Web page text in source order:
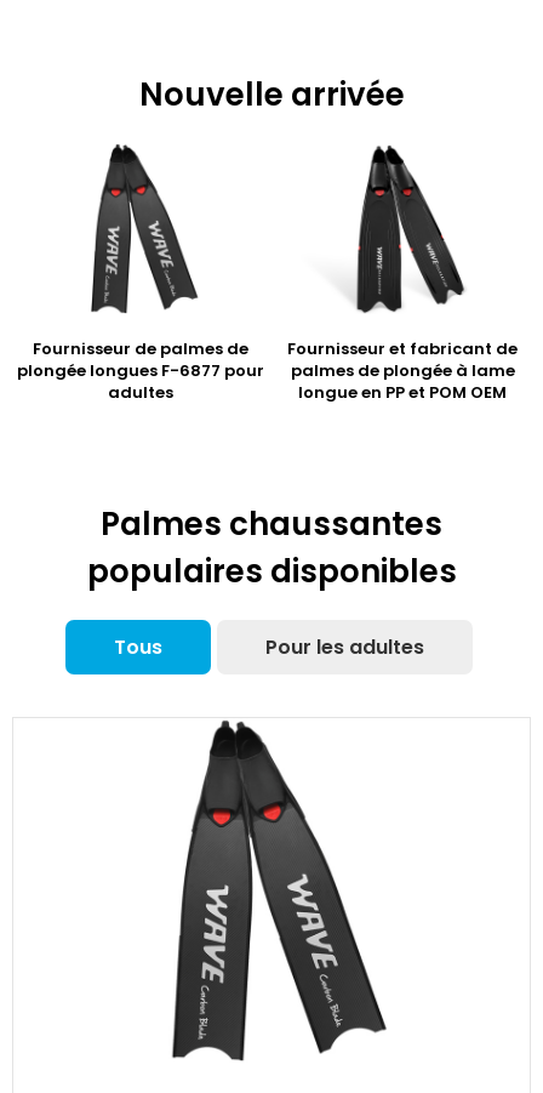
Nouvelle arrivée
Fournisseur de palmes de
plongée longues F-6877 pour
adultes
Fournisseur et fabricant de
palmes de plongée à lame
longue en PP et POM OEM
Palmes chaussantes
populaires disponibles
Tous Pour les adultes